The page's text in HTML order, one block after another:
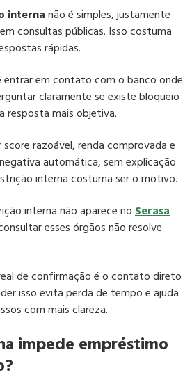
internanão é simples, justamente
consultas públicas. Isso costuma
rápidas.
entrar em contato com o banco onde
claramente se existe bloqueio
resposta mais objetiva.
razoável, renda comprovada e
automática, sem explicação
interna costuma ser o motivo.
interna não aparece noSerasa
esses órgãos não resolve
de confirmação é o contato direto
isso evita perda de tempo e ajuda
com mais clareza.
impede empréstimo